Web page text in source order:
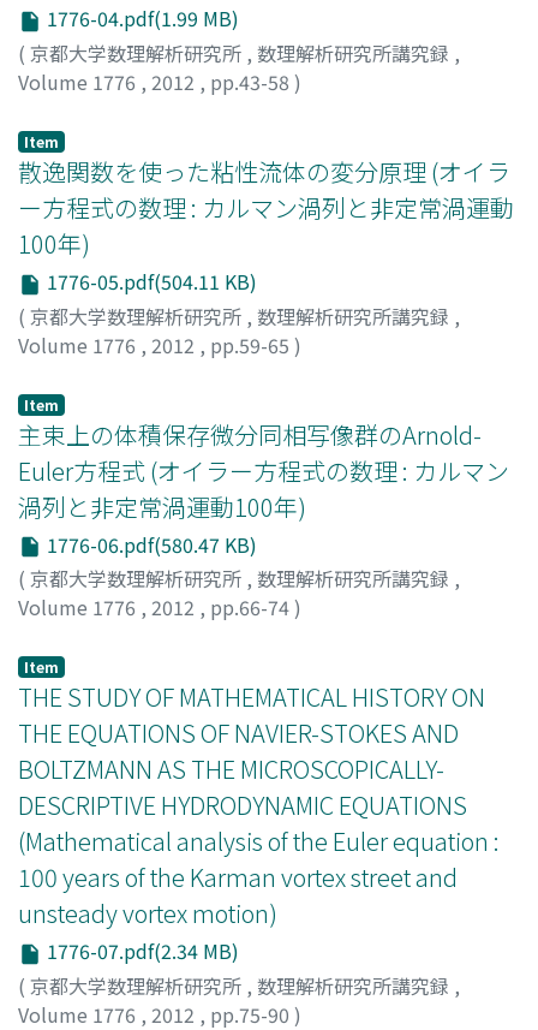
1776-04.pdf(1.99 MB)
( 京都大学数理解析研究所 , 数理解析研究所講究録 ,
Volume 1776 , 2012 , pp.43-58 )
Item
散逸関数を使った粘性流体の変分原理 (オイラ
ー方程式の数理 : カルマン渦列と非定常渦運動
100年)
1776-05.pdf(504.11 KB)
( 京都大学数理解析研究所 , 数理解析研究所講究録 ,
Volume 1776 , 2012 , pp.59-65 )
Youhei
Item
主束上の体積保存微分同相写像群のArnold-
Euler方程式 (オイラー方程式の数理 : カルマン
渦列と非定常渦運動100年)
1776-06.pdf(580.47 KB)
( 京都大学数理解析研究所 , 数理解析研究所講究録 ,
Volume 1776 , 2012 , pp.66-74)
Item
THE STUDY OF MATHEMATICAL HISTORY ON
THE EQUATIONS OF NAVIER-STOKES AND
BOLTZMANN AS THE MICROSCOPICALLY-
DESCRIPTIVE HYDRODYNAMIC EQUATIONS
(Mathematical analysis of the Euler equation :
100 years of the Karman vortex street and
unsteady vortex motion)
1776-07.pdf(2.34 MB)
( 京都大学数理解析研究所 , 数理解析研究所講究録 ,
Volume 1776 , 2012 , pp.75-90 )